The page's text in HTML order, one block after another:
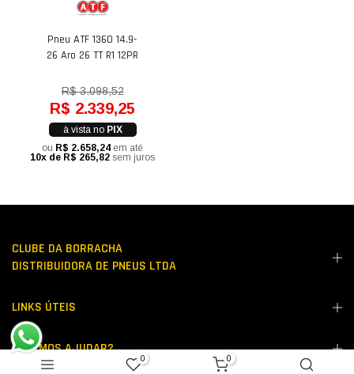
Pneu ATF 1360 14.9-
26 Aro 26 TT R1 12PR
R$ 3.098,52
R$ 2.339,25
à vista no PIX
ou R$ 2.658,24 em até
10x de R$ 265,82 sem juros
CLUBE DA BORRACHA
DISTRIBUIDORA DE PNEUS LTDA
LINKS ÚTEIS
PODEMOS AJUDAR?
0 0